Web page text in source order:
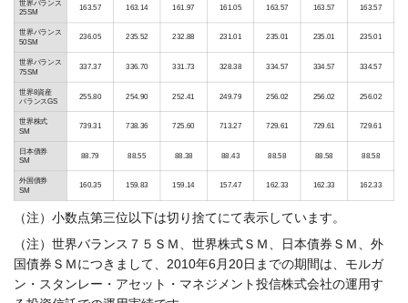
世界バランス
25SM
163.57 163.14 161.97 161.05 163.57 163.57 163.57
世界バランス
50SM
236.05 235.52 232.88 231.01 235.01 235.01 235.01
世界バランス
75SM
337.37 336.70 331.73 328.38 334.57 334.57 334.57
世界8資産
バランスGS
255.80 254.90 252.41 249.79 256.02 256.02 256.02
世界株式
SM
739.31 738.36 725.60 713.27 729.61 729.61 729.61
日本債券
SM
88.79 88.55 88.38 88.43 88.58 88.58 88.58
外国債券
SM
160.35 159.83 159.14 157.47 162.33 162.33 162.33
（注）小数点第三位以下は切り捨てにて表示しています。
（注）世界バランス７５ＳＭ、世界株式ＳＭ、日本債券ＳＭ、外
国債券ＳＭにつきまして、2010年6月20日までの期間は、モルガ
ン・スタンレー・アセット・マネジメント投信株式会社の運用す